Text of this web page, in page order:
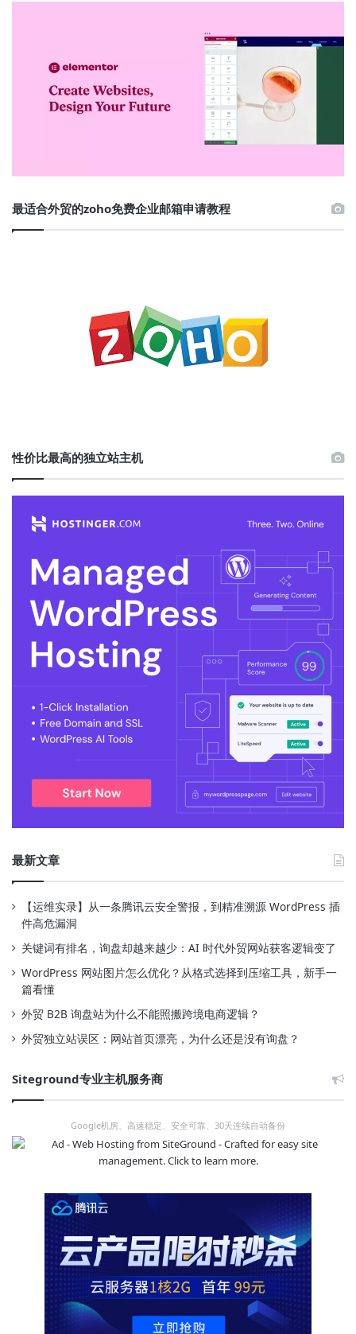
最适合外贸的zoho免费企业邮箱申请教程
性价比最高的独立站主机
最新文章
【运维实录】从一条腾讯云安全警报，到精准溯源 WordPress 插
件高危漏洞
关键词有排名，询盘却越来越少：AI 时代外贸网站获客逻辑变了
WordPress 网站图片怎么优化？从格式选择到压缩工具，新手一
篇看懂
外贸 B2B 询盘站为什么不能照搬跨境电商逻辑？
外贸独立站误区：网站首页漂亮，为什么还是没有询盘？
Siteground专业主机服务商
Google机房、高速稳定、安全可靠、30天连续自动备份